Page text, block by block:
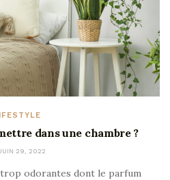
dans une chambre ?
29, 2022
odorantes dont le parfum